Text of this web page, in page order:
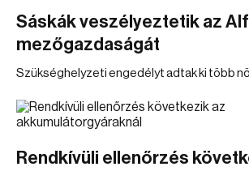
Sáskák veszélyeztetik az
mezőgazdaságát
Szükséghelyzeti engedélyt adtak ki több
Rendkívüli ellenőrzés